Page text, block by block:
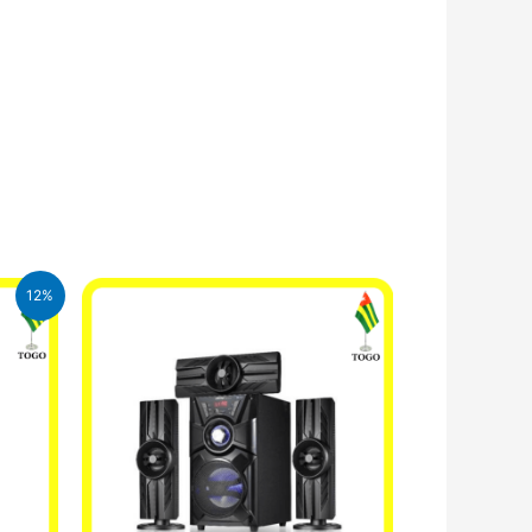
12%